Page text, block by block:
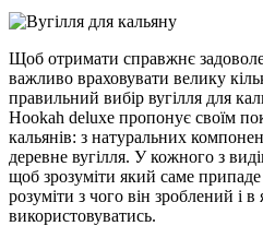
Щоб отримати справжнє
важливо враховувати велику
правильний вибір вугілля для
Hookah deluxe пропонує своїм
кальянів: з натуральних
деревне вугілля. У кожного з
щоб зрозуміти який саме
розуміти з чого він зроблений і
використовуватись.